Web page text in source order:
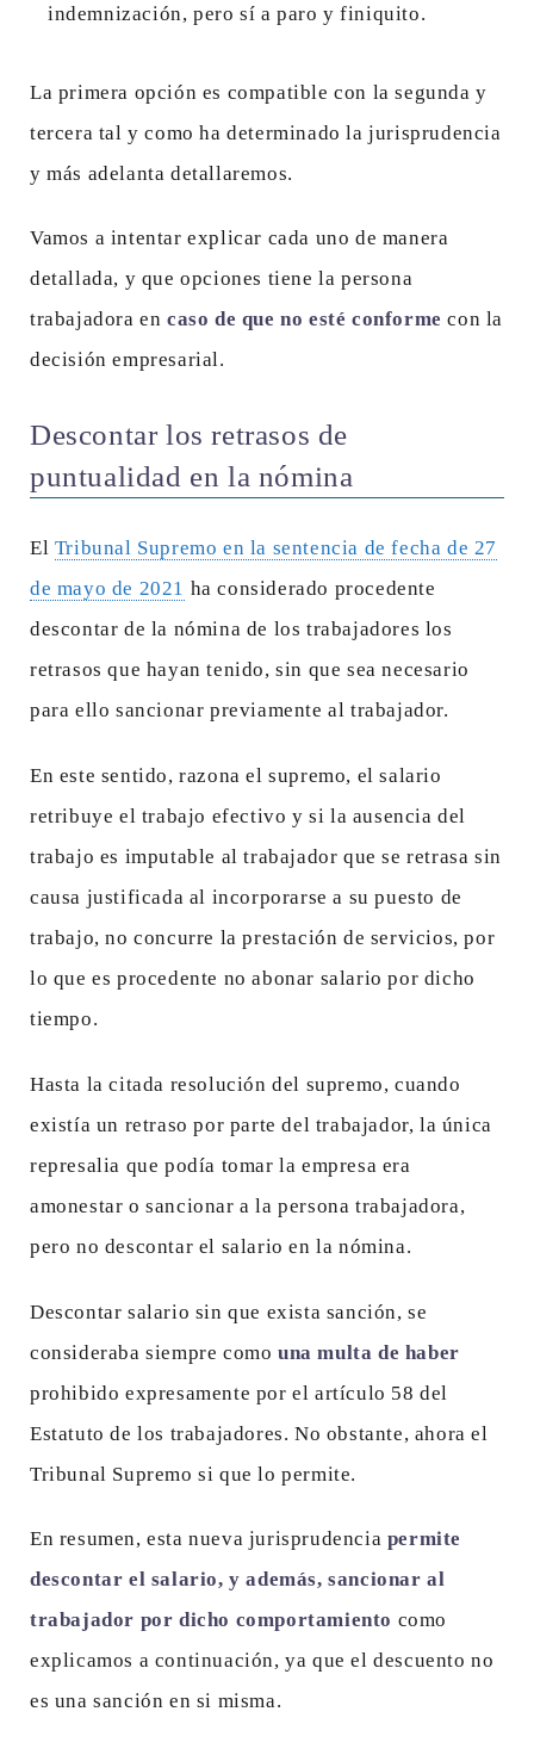
indemnización, pero sí a paro y finiquito.
La primera opción es compatible con la segunda y
tercera tal y como ha determinado la jurisprudencia
y más adelanta detallaremos.
Vamos a intentar explicar cada uno de manera
detallada, y que opciones tiene la persona
trabajadora en caso de que no esté conforme con la
decisión empresarial.
Descontar los retrasos de
puntualidad en la nómina
El Tribunal Supremo en la sentencia de fecha de 27
de mayo de 2021 ha considerado procedente
descontar de la nómina de los trabajadores los
retrasos que hayan tenido, sin que sea necesario
para ello sancionar previamente al trabajador.
En este sentido, razona el supremo, el salario
retribuye el trabajo efectivo y si la ausencia del
trabajo es imputable al trabajador que se retrasa sin
causa justificada al incorporarse a su puesto de
trabajo, no concurre la prestación de servicios, por
lo que es procedente no abonar salario por dicho
tiempo.
Hasta la citada resolución del supremo, cuando
existía un retraso por parte del trabajador, la única
represalia que podía tomar la empresa era
amonestar o sancionar a la persona trabajadora,
pero no descontar el salario en la nómina.
Descontar salario sin que exista sanción, se
consideraba siempre comouna multa de haber
prohibido expresamente por el artículo 58 del
Estatuto de los trabajadores. No obstante, ahora el
Tribunal Supremo si que lo permite.
En resumen, esta nueva jurisprudencia permite
descontar el salario, y además, sancionar al
trabajador por dicho comportamiento como
explicamos a continuación, ya que el descuento no
es una sanción en si misma.